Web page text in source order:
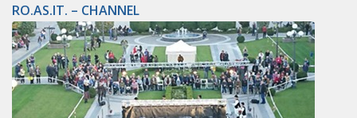
RO.AS.IT. – CHANNEL